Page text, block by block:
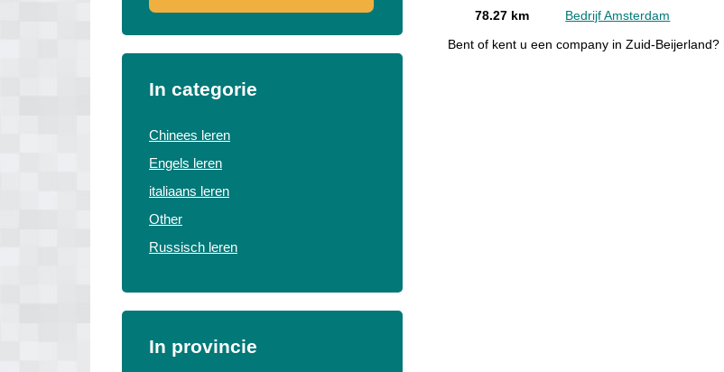
In categorie
Chinees leren
Engels leren
italiaans leren
Other
Russisch leren
In provincie
78.27 km Bedrijf Amsterdam
Bent of kent u een company in Zuid-Beijerland?